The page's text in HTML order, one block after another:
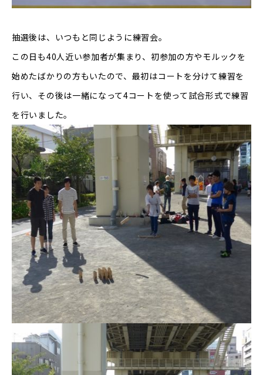
抽選後は、いつもと同じように練習会。
この日も40人近い参加者が集まり、初参加の方やモルックを
始めたばかりの方もいたので、最初はコートを分けて練習を
行い、その後は一緒になって4コートを使って試合形式で練習
を行いました。